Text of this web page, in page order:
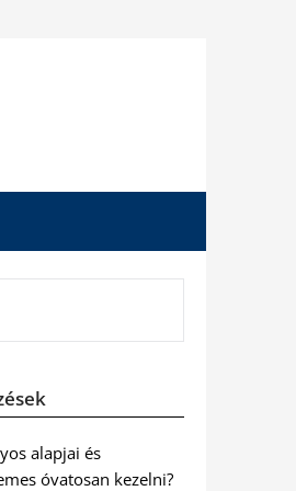
alapjai és
óvatosan kezelni?